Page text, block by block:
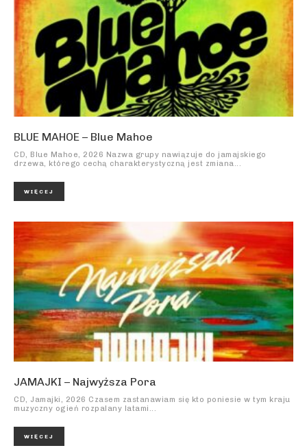
BLUE MAHOE – Blue Mahoe
CD, Blue Mahoe, 2026 Nazwa grupy nawiązuje do jamajskiego
drzewa, którego cechą charakterystyczną jest zmiana...
WIĘCEJ
JAMAJKI – Najwyższa Pora
CD, Jamajki, 2026 Czasem zastanawiam się kto poniesie w tym kraju
muzyczny ogień rozpalany latami...
WIĘCEJ